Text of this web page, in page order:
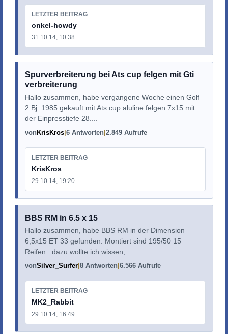
LETZTER BEITRAG
onkel-howdy
31.10.14, 10:38
Spurverbreiterung bei Ats cup felgen mit Gti
verbreiterung
Hallo zusammen, habe vergangene Woche einen Golf
2 Bj. 1985 gekauft mit Ats cup aluline felgen 7x15 mit
der Einpresstiefe 28....
vonKrisKros 6 Antworten 2.849 Aufrufe
LETZTER BEITRAG
KrisKros
29.10.14, 19:20
BBS RM in 6.5 x 15
Hallo zusammen, habe BBS RM in der Dimension
6,5x15 ET 33 gefunden. Montiert sind 195/50 15
Reifen.. dazu wollte ich wissen, ...
vonSilver_Surfer 8 Antworten 6.566 Aufrufe
LETZTER BEITRAG
MK2_Rabbit
29.10.14, 16:49